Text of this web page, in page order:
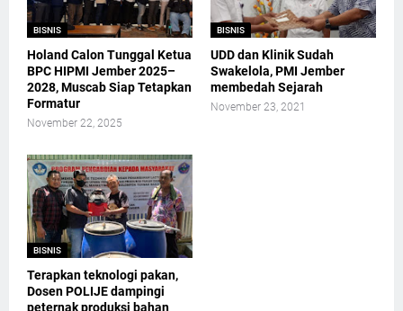
BISNIS
Holand Calon Tunggal Ketua
BPC HIPMI Jember 2025–
2028, Muscab Siap Tetapkan
Formatur
November 22, 2025
BISNIS
UDD dan Klinik Sudah
Swakelola, PMI Jember
membedah Sejarah
November 23, 2021
BISNIS
Terapkan teknologi pakan,
Dosen POLIJE dampingi
peternak produksi bahan